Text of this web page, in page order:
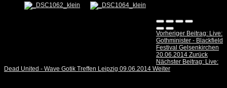
Vorheriger Beitrag: Live:
Gothminister - Blackfield
Festival Gelsenkirchen
20.06.2014 Zurück
Nächster Beitrag: Live:
Dead United - Wave Gotik Treffen Leipzig 09.06.2014 Weiter